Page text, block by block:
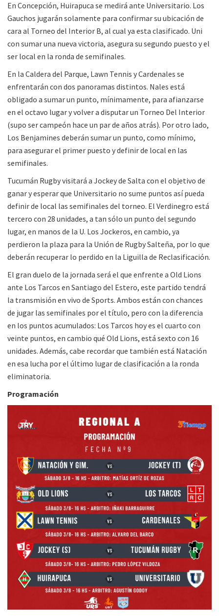
En Concepción, Huirapuca se medirá ante Universitario. Los
Gauchos jugarán solamente para confirmar su ubicación de
cara al Torneo del Interior B, al cual ya esta clasificado. Uni
con sumar una nueva victoria, asegura su segundo puesto y el
ser local en la ronda de semifinales.
En la Caldera del Parque, Lawn Tennis y Cardenales se
enfrentarán con dos panoramas distintos. Nales está
obligado a sumar un punto, mínimamente, para afianzarse
en el octavo lugar y volver a disputar un Torneo Del Interior
(supo ser campeón hace un par de años atrás). Por otro lado,
Los Benjamines deberán sumar un punto, como mínimo,
para asegurar el primer puesto y definir de local en las
semifinales.
Tucumán Rugby visitará a Jockey de Salta con el objetivo de
ganar y esperar que Universitario no sume puntos así pueda
definir de local las semifinales del torneo. El Verdinegro está
tercero con 28 unidades, a tan sólo un punto del segundo
lugar, en manos de la U. Los Jockeros, en cambio, ya
perdieron la plaza para la Unión de Rugby Salteña, por lo que
deberán recuperar lo perdido en la Liguilla de Reclasificación.
El gran duelo de la jornada será el que enfrente a Old Lions
ante Los Tarcos en Santiago del Estero, este partido tendrá
la transmisión en vivo de Sports. Ambos están con chances
de jugar las semifinales por el título, pero con la diferencia
en los puntos acumulados: Los Tarcos hoy es el cuarto con
veinte puntos, en cambio qué Old Lions, está sexto con 16
unidades. Además, cabe recordar que también está Natación
en esa lucha por el último lugar de clasificación a la ronda
eliminatoria.
Programación